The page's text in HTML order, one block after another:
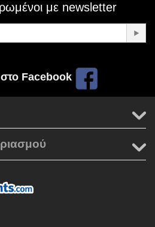
με newsletter
στο Facebook